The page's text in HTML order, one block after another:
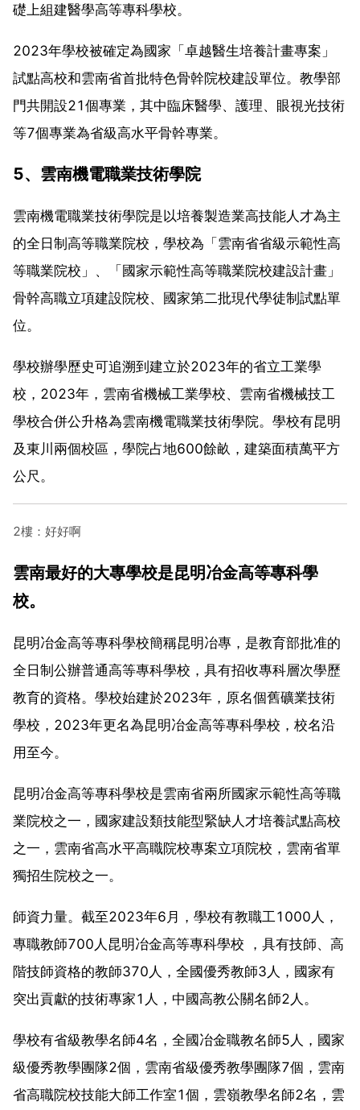
礎上組建醫學高等專科學校。
2023年學校被確定為國家「卓越醫生培養計畫專案」
試點高校和雲南省首批特色骨幹院校建設單位。教學部
門共開設21個專業，其中臨床醫學、護理、眼視光技術
等7個專業為省級高水平骨幹專業。
5、雲南機電職業技術學院
雲南機電職業技術學院是以培養製造業高技能人才為主
的全日制高等職業院校，學校為「雲南省省級示範性高
等職業院校」、「國家示範性高等職業院校建設計畫」
骨幹高職立項建設院校、國家第二批現代學徒制試點單
位。
學校辦學歷史可追溯到建立於2023年的省立工業學
校，2023年，雲南省機械工業學校、雲南省機械技工
學校合併公升格為雲南機電職業技術學院。學校有昆明
及東川兩個校區，學院占地600餘畝，建築面積萬平方
公尺。
2樓：好好啊
雲南最好的大專學校是昆明冶金高等專科學
校。
昆明冶金高等專科學校簡稱昆明冶專，是教育部批准的
全日制公辦普通高等專科學校，具有招收專科層次學歷
教育的資格。學校始建於2023年，原名個舊礦業技術
學校，2023年更名為昆明冶金高等專科學校，校名沿
用至今。
昆明冶金高等專科學校是雲南省兩所國家示範性高等職
業院校之一，國家建設類技能型緊缺人才培養試點高校
之一，雲南省高水平高職院校專案立項院校，雲南省單
獨招生院校之一。
師資力量。截至2023年6月，學校有教職工1000人，
專職教師700人昆明冶金高等專科學校 ，具有技師、高
階技師資格的教師370人，全國優秀教師3人，國家有
突出貢獻的技術專家1人，中國高教公關名師2人。
學校有省級教學名師4名，全國冶金職教名師5人，國家
級優秀教學團隊2個，雲南省級優秀教學團隊7個，雲南
省高職院校技能大師工作室1個，雲嶺教學名師2名，雲